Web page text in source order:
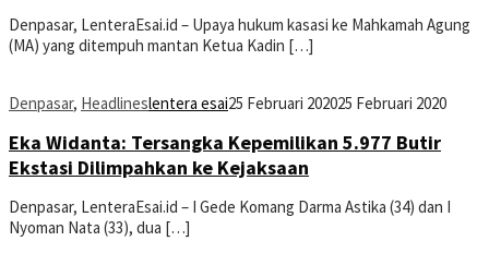
Denpasar, LenteraEsai.id – Upaya hukum kasasi ke Mahkamah Agung
(MA) yang ditempuh mantan Ketua Kadin […]
Denpasar, Headlineslentera esai25 Februari 202025 Februari 2020
Eka Widanta: Tersangka Kepemilikan 5.977 Butir
Ekstasi Dilimpahkan ke Kejaksaan
Denpasar, LenteraEsai.id – I Gede Komang Darma Astika (34) dan I
Nyoman Nata (33), dua […]